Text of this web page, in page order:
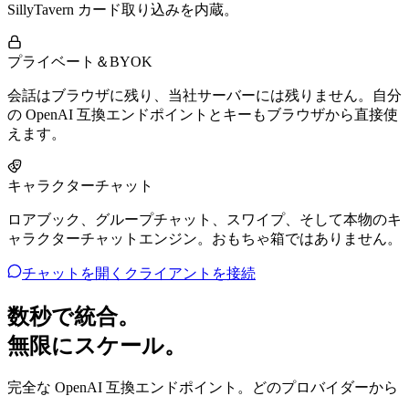
SillyTavern カード取り込みを内蔵。
プライベート＆BYOK
会話はブラウザに残り、当社サーバーには残りません。自分
の OpenAI 互換エンドポイントとキーもブラウザから直接使
えます。
キャラクターチャット
ロアブック、グループチャット、スワイプ、そして本物のキ
ャラクターチャットエンジン。おもちゃ箱ではありません。
チャットを開く クライアントを接続
数秒で統合。
無限にスケール。
完全な OpenAI 互換エンドポイント。どのプロバイダーから